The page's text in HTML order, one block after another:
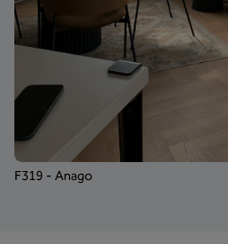
F319 - Anago